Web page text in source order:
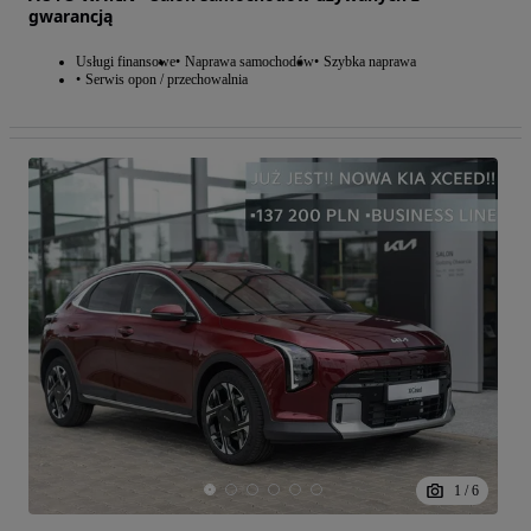
gwarancją
Usługi finansowe Naprawa samochodów Szybka naprawa
Serwis opon / przechowalnia
1 / 6